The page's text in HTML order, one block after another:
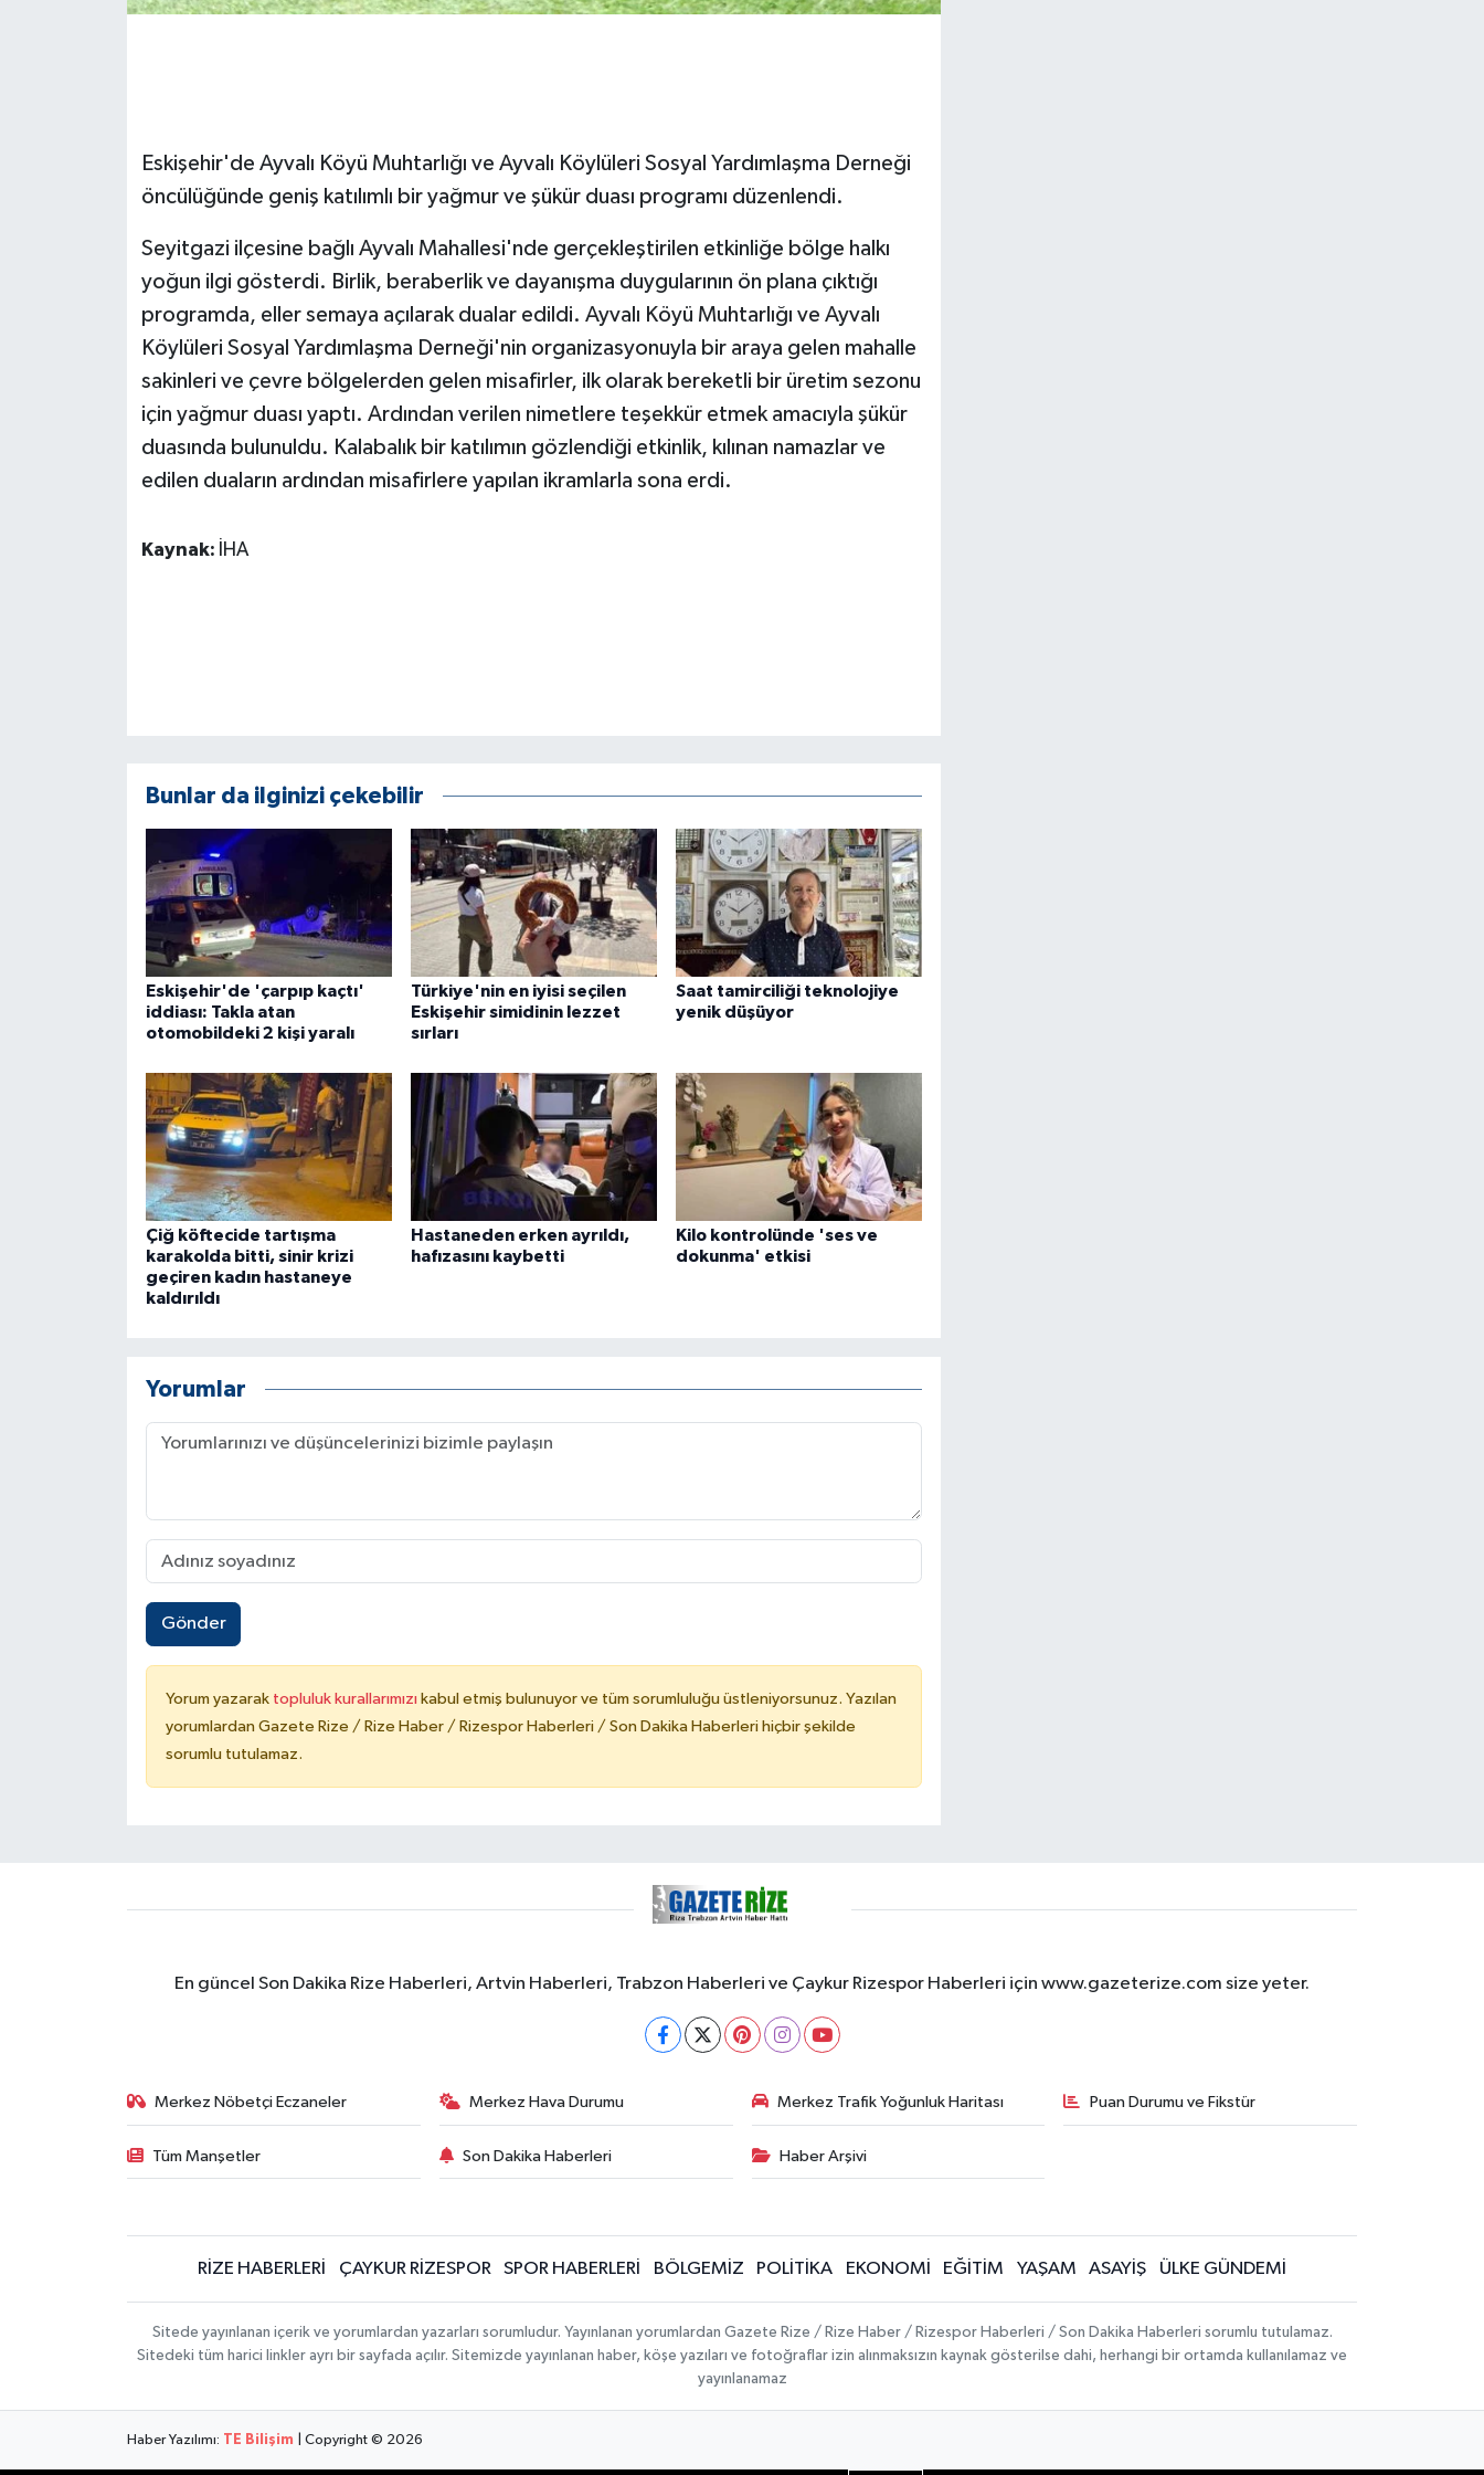
Eskişehir'de Ayvalı Köyü Muhtarlığı ve Ayvalı Köylüleri Sosyal Yardımlaşma Derneği
öncülüğünde geniş katılımlı bir yağmur ve şükür duası programı düzenlendi.
Seyitgazi ilçesine bağlı Ayvalı Mahallesi'nde gerçekleştirilen etkinliğe bölge halkı
yoğun ilgi gösterdi. Birlik, beraberlik ve dayanışma duygularının ön plana çıktığı
programda, eller semaya açılarak dualar edildi. Ayvalı Köyü Muhtarlığı ve Ayvalı
Köylüleri Sosyal Yardımlaşma Derneği'nin organizasyonuyla bir araya gelen mahalle
sakinleri ve çevre bölgelerden gelen misafirler, ilk olarak bereketli bir üretim sezonu
için yağmur duası yaptı. Ardından verilen nimetlere teşekkür etmek amacıyla şükür
duasında bulunuldu. Kalabalık bir katılımın gözlendiği etkinlik, kılınan namazlar ve
edilen duaların ardından misafirlere yapılan ikramlarla sona erdi.
Kaynak: İHA
Bunlar da ilginizi çekebilir
Eskişehir'de 'çarpıp kaçtı'
iddiası: Takla atan
otomobildeki 2 kişi yaralı
Türkiye'nin en iyisi seçilen
Eskişehir simidinin lezzet
sırları
Saat tamirciliği teknolojiye
yenik düşüyor
Çiğ köftecide tartışma
karakolda bitti, sinir krizi
geçiren kadın hastaneye
kaldırıldı
Hastaneden erken ayrıldı,
hafızasını kaybetti
Kilo kontrolünde 'ses ve
dokunma' etkisi
Yorumlar
Gönder
Yorum yazarak topluluk kurallarımızı kabul etmiş bulunuyor ve tüm sorumluluğu üstleniyorsunuz. Yazılan
yorumlardan Gazete Rize / Rize Haber / Rizespor Haberleri / Son Dakika Haberleri hiçbir şekilde
sorumlu tutulamaz.
En güncel Son Dakika Rize Haberleri, Artvin Haberleri, Trabzon Haberleri ve Çaykur Rizespor Haberleri için www.gazeterize.com size yeter.
Merkez Nöbetçi Eczaneler Merkez Hava Durumu Merkez Trafik Yoğunluk Haritası Puan Durumu ve Fikstür
Tüm Manşetler Son Dakika Haberleri Haber Arşivi
RİZE HABERLERİ ÇAYKUR RİZESPOR SPOR HABERLERİ BÖLGEMİZ POLİTİKA EKONOMİ EĞİTİM YAŞAM ASAYİŞ ÜLKE GÜNDEMİ
Sitede yayınlanan içerik ve yorumlardan yazarları sorumludur. Yayınlanan yorumlardan Gazete Rize / Rize Haber / Rizespor Haberleri / Son Dakika Haberleri sorumlu tutulamaz.
Sitedeki tüm harici linkler ayrı bir sayfada açılır. Sitemizde yayınlanan haber, köşe yazıları ve fotoğraflar izin alınmaksızın kaynak gösterilse dahi, herhangi bir ortamda kullanılamaz ve
yayınlanamaz
Haber Yazılımı: TE Bilişim | Copyright © 2026
Jandarma
MAGAZİN
SPOR HABERLERİ
TEKNOLOJİ
ÜLKE GÜNDEMİ
Yerel Haberler